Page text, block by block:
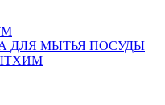
ДЛЯ МЫТЬЯ ПОСУДЫ